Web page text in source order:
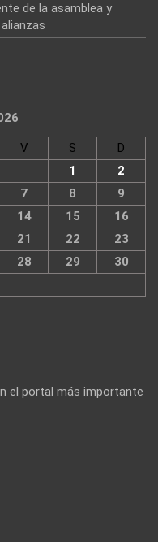
de la asamblea y
V S
D
1
2
7 8
9
14 15
16
21 22
23
28 29
30
el portal más importante